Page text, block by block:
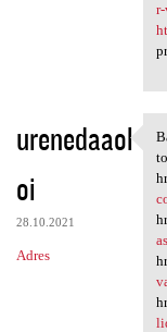
urenedaaol
oi
28.10.2021
Adres